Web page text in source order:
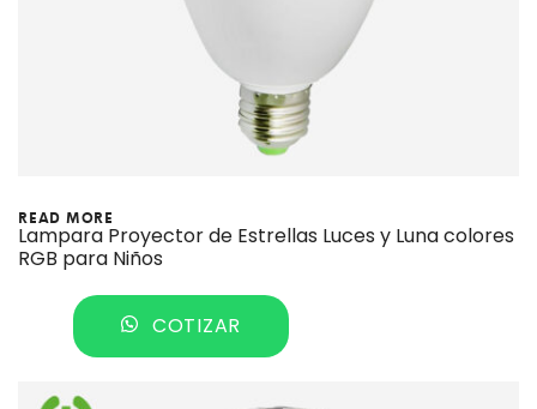
READ MORE
Lampara Proyector de Estrellas Luces y Luna colores
RGB para Niños
COTIZAR